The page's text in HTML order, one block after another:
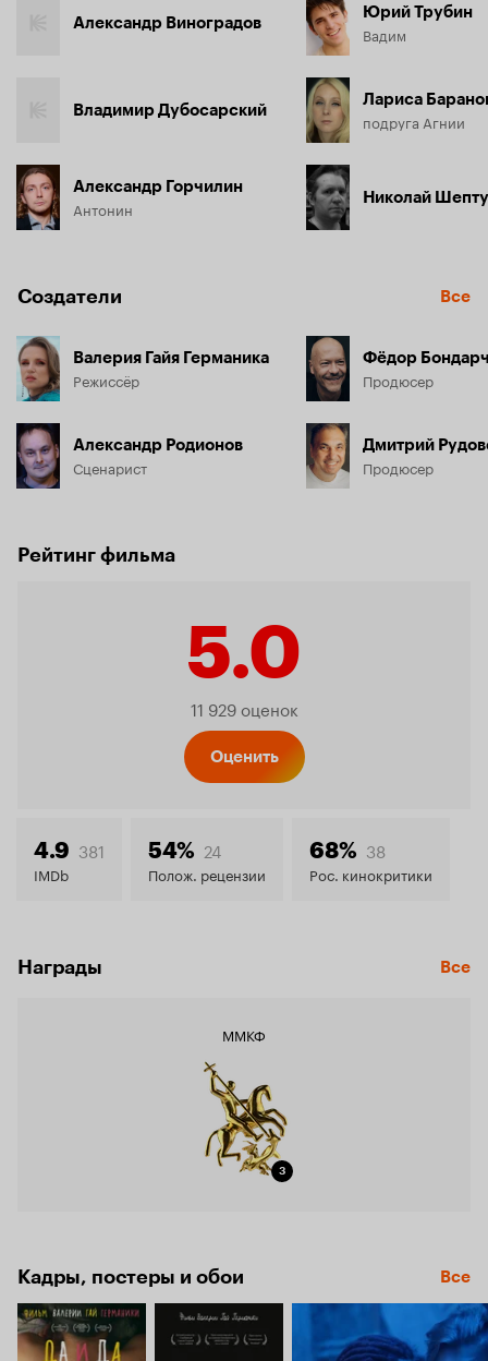
Александр Виноградов
Владимир Дубосарский
Александр Горчилин
Антонин
Юрий Трубин
Вадим
Лариса
подруга Агнии
Николай
Создатели Все
Валерия Гайя Германика
Режиссёр
Александр Родионов
Сценарист
Фёдор
Продюсер
Дмитрий
Продюсер
Рейтинг фильма
5.0
Рейтинг
5.0
11 929 оценок
Оценить
4.9 381
IMDb
54% 24
Полож. рецензии
68% 38
Рос. кинокритики
Награды Все
ММКФ
3
Кадры, постеры и обои Все